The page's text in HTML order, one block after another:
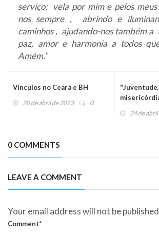
serviço; vela por mim e pelos
nos sempre , abrindo e
caminhos , ajudando-nos também
paz, amor e harmonia a todos
Amém.”
Vínculos no Ceará e BH
20 de abril de 2023 0
24 de
0 COMMENTS
LEAVE A COMMENT
Your email address will not be
Comment*